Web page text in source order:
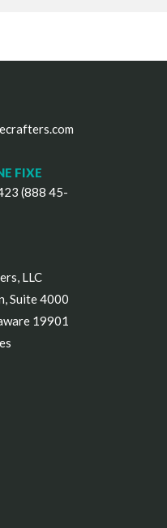
FIXE
(888 45-
LLC
Suite 4000
19901